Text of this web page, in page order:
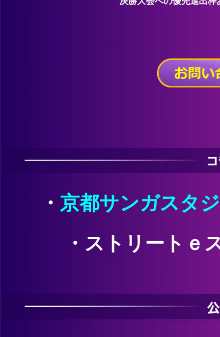
・ 京都サンガスタ
・ストリートｅ